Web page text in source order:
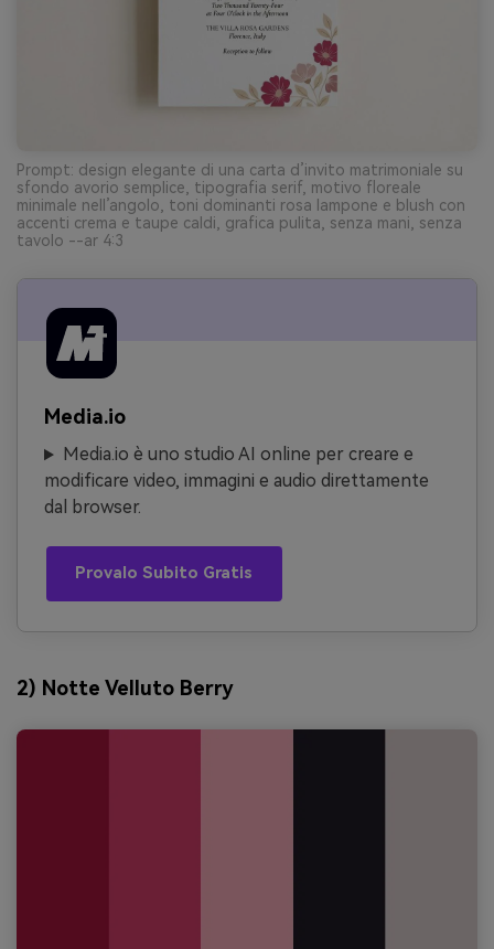
Prompt: design elegante di una carta d’invito matrimoniale su
sfondo avorio semplice, tipografia serif, motivo floreale
minimale nell’angolo, toni dominanti rosa lampone e blush con
accenti crema e taupe caldi, grafica pulita, senza mani, senza
tavolo --ar 4:3
Media.io
Media.io è uno studio AI online per creare e
modificare video, immagini e audio direttamente
dal browser.
Provalo Subito Gratis
2) Notte Velluto Berry